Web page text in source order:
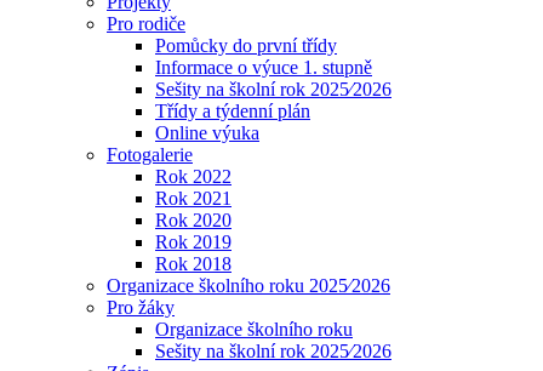
Pro rodiče
Pomůcky do první třídy
Informace o výuce 1. stupně
Sešity na školní rok 2025⁄2026
Třídy a týdenní plán
Online výuka
Fotogalerie
Rok 2022
Rok 2021
Rok 2020
Rok 2019
Rok 2018
Organizace školního roku 2025⁄2026
Pro žáky
Organizace školního roku
Sešity na školní rok 2025⁄2026